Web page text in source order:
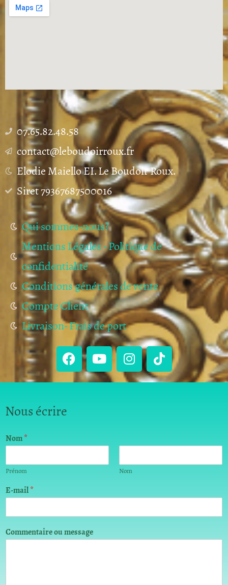
07.65.82.48.58
contact@leboudoirroux.fr
Elodie Maiello EI. Le Boudoir Roux.
Siret 79367687500016
Qui sommes-nous?
Mentions Légales - Politique de
confidentialité
Conditions générales de vente
Compte Client
Livraison- Frais de port
Nous écrire
Nom*
Prénom Nom
E-mail*
E
-Commentaire ou message